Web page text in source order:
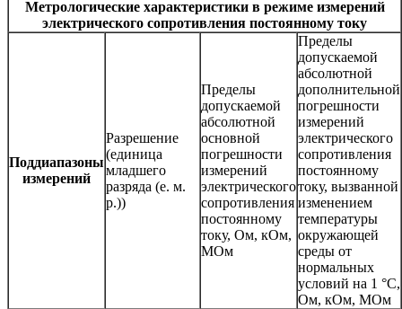
Метрологические характеристики в режиме измерений
электрического сопротивления постоянному току
Поддиапазоны
измерений
Разрешение
(единица
младшего
разряда (е. м.
р.))
Пределы
допускаемой
абсолютной
основной
погрешности
измерений
электрического
сопротивления
постоянному
току, Ом, кОм,
МОм
Пределы
допускаемой
абсолютной
дополнительной
погрешности
измерений
электрического
сопротивления
постоянному
току, вызванной
изменением
температуры
окружающей
среды от
нормальных
условий на 1 °С,
Ом, кОм, МОм